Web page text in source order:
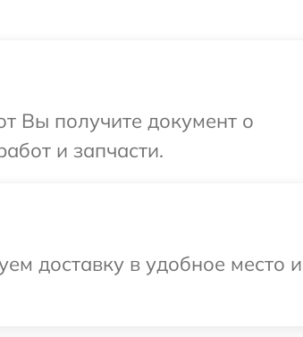
Вы получите документ о
и запчасти.
доставку в удобное место и